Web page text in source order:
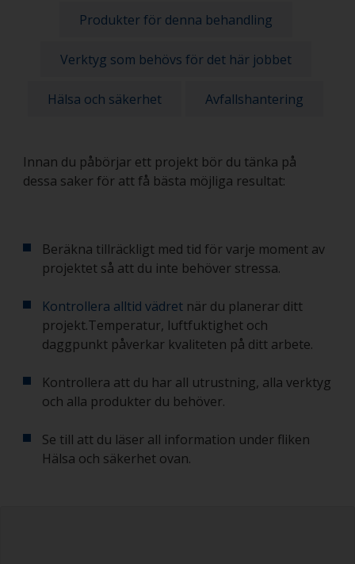
Produkter för denna behandling
Verktyg som behövs för det här jobbet
Hälsa och säkerhet Avfallshantering
Innan du påbörjar ett projekt bör du tänka på
dessa saker för att få bästa möjliga resultat:
Beräkna tillräckligt med tid för varje moment av
projektet så att du inte behöver stressa.
Kontrollera alltid vädret när du planerar ditt
projekt.Temperatur, luftfuktighet och
daggpunkt påverkar kvaliteten på ditt arbete.
Kontrollera att du har all utrustning, alla verktyg
och alla produkter du behöver.
Se till att du läser all information under fliken
Hälsa och säkerhet ovan.